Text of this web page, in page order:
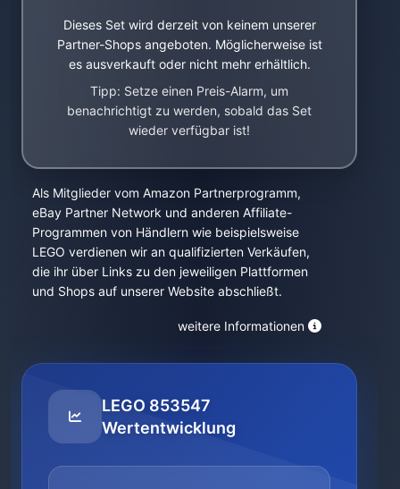
Dieses Set wird derzeit von keinem unserer
Partner-Shops angeboten. Möglicherweise ist
es ausverkauft oder nicht mehr erhältlich.
Tipp: Setze einen Preis-Alarm, um
benachrichtigt zu werden, sobald das Set
wieder verfügbar ist!
Als Mitglieder vom Amazon Partnerprogramm,
eBay Partner Network und anderen Affiliate-
Programmen von Händlern wie beispielsweise
LEGO verdienen wir an qualifizierten Verkäufen,
die ihr über Links zu den jeweiligen Plattformen
und Shops auf unserer Website abschließt.
weitere Informationen
LEGO 853547
Wertentwicklung